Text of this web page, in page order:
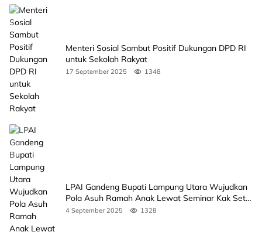
Menteri Sosial Sambut Positif Dukungan DPD RI
untuk Sekolah Rakyat
17 September 2025 1348
LPAI Gandeng Bupati Lampung Utara Wujudkan
Pola Asuh Ramah Anak Lewat Seminar Kak Seto,
Ini Jadwalnya
4 September 2025 1328